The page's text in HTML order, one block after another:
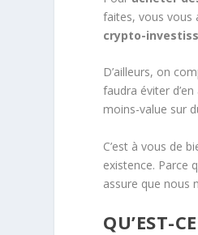
faites, vous vous
crypto-
D’ailleurs, on
faudra éviter
moins-value sur
C’est à vous de
existence. Parce
assure que nous
QU’EST-